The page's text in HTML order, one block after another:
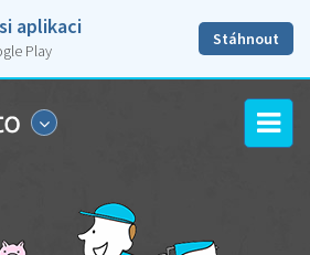
aplikaci
Play
Stáhnout